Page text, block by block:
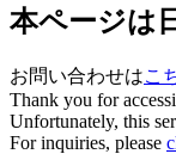
本ページは
お問い合わせはこ
Thank you for
Unfortunately, this
For inquiries, please